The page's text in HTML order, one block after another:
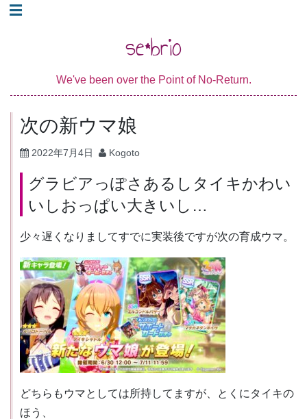
コ☰
se*brio
We've been over the Point of No-Return.
次の新ウマ娘
2022年7月4日 Kogoto
グラビアっぽさあるしタイキかわい
いしおっぱい大きいし…
少々遅くなりましてすでに実装後ですが次の育成ウマ。
どちらもウマとしては所持してますが、とくにタイキの
ほう、